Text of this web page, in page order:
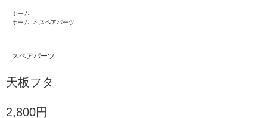
ホーム
ホーム
> スペアパーツ
スペアパーツ
天板フタ
2,800円